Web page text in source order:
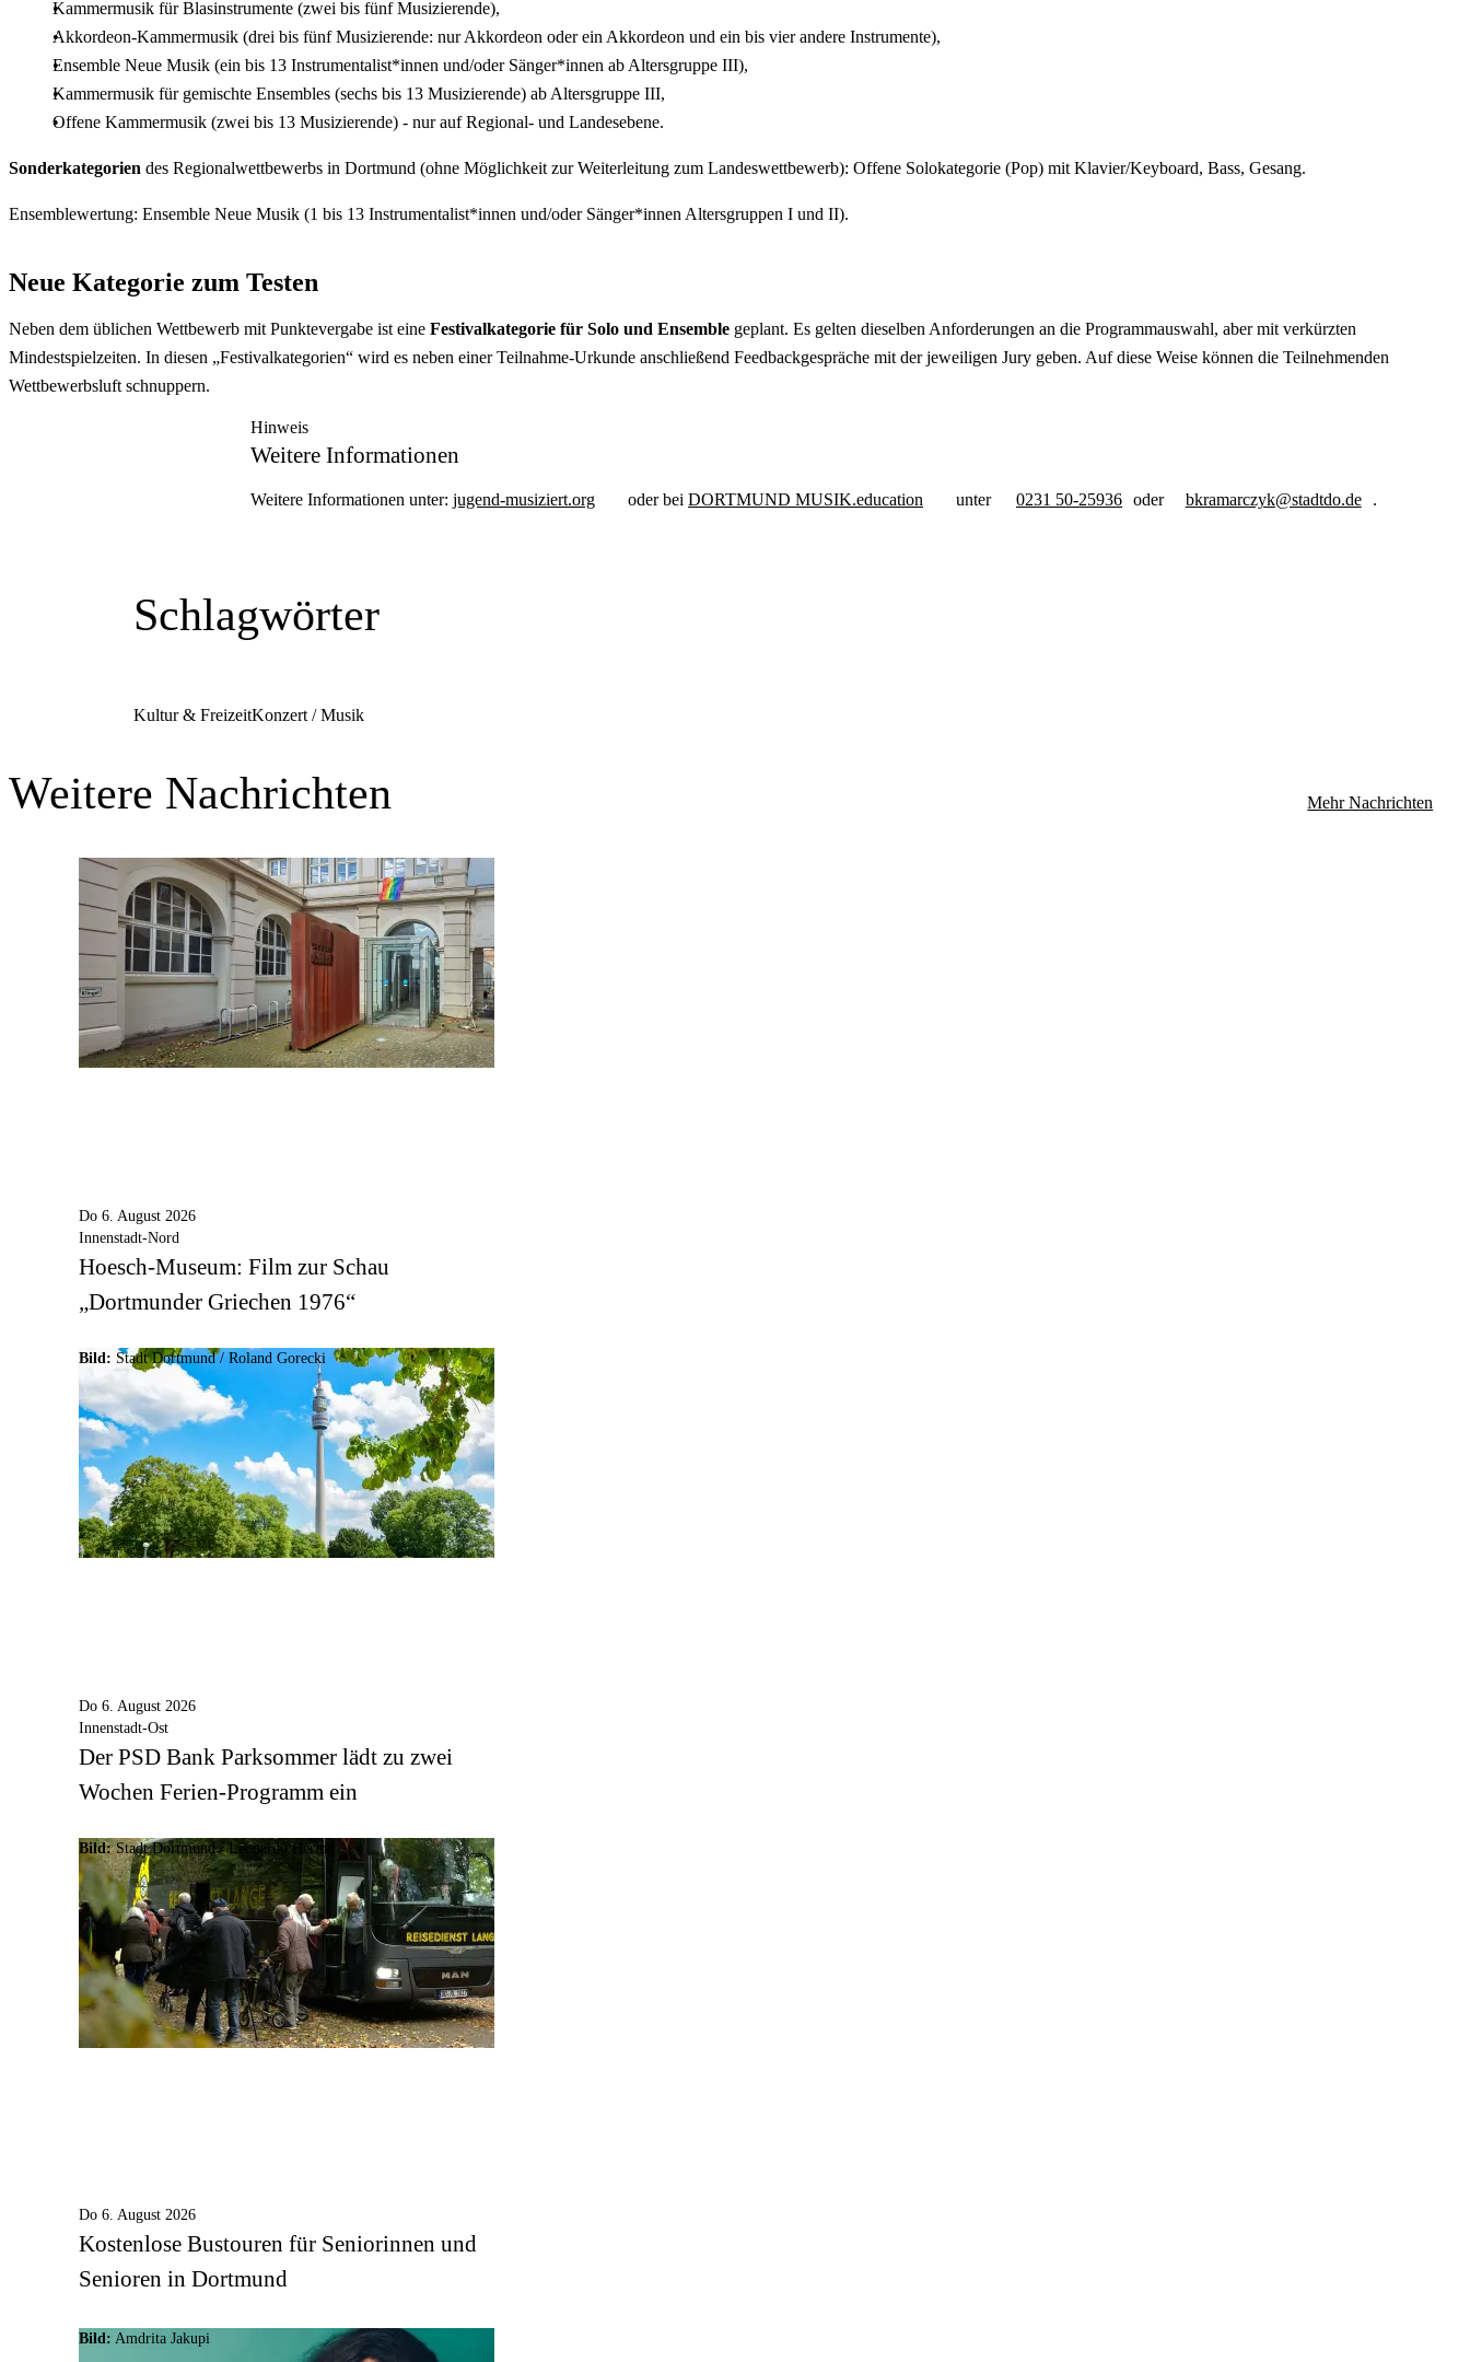
Kammermusik für Blasinstrumente (zwei bis fünf Musizierende),
Akkordeon-Kammermusik (drei bis fünf Musizierende: nur Akkordeon oder ein Akkordeon und ein bis vier andere Instrumente),
Ensemble Neue Musik (ein bis 13 Instrumentalist*innen und/oder Sänger*innen ab Altersgruppe III),
Kammermusik für gemischte Ensembles (sechs bis 13 Musizierende) ab Altersgruppe III,
Offene Kammermusik (zwei bis 13 Musizierende) - nur auf Regional- und Landesebene.
Sonderkategorien des Regionalwettbewerbs in Dortmund (ohne Möglichkeit zur Weiterleitung zum Landeswettbewerb): Offene Solokategorie (Pop) mit Klavier/Keyboard, Bass, Gesang.
Ensemblewertung: Ensemble Neue Musik (1 bis 13 Instrumentalist*innen und/oder Sänger*innen Altersgruppen I und II).
Neue Kategorie zum Testen
Neben dem üblichen Wettbewerb mit Punktevergabe ist eine Festivalkategorie für Solo und Ensemble geplant. Es gelten dieselben Anforderungen an die Programmauswahl, aber mit verkürzten
Mindestspielzeiten. In diesen „Festivalkategorien“ wird es neben einer Teilnahme-Urkunde anschließend Feedbackgespräche mit der jeweiligen Jury geben. Auf diese Weise können die Teilnehmenden
Wettbewerbsluft schnuppern.
Hinweis
Weitere Informationen
Weitere Informationen unter:jugend-musiziert.org oder beiDORTMUND MUSIK.education unter 0231 50-25936 oder bkramarczyk@stadtdo.de .
Schlagwörter
Kultur & FreizeitKonzert / Musik
Weitere Nachrichten Mehr Nachrichten
Do 6. August 2026
Innenstadt-Nord
Hoesch-Museum: Film zur Schau
„Dortmunder Griechen 1976“
Bild: Stadt Dortmund / Roland Gorecki
Do 6. August 2026
Innenstadt-Ost
Der PSD Bank Parksommer lädt zu zwei
Wochen Ferien-Programm ein
Bild: Stadt Dortmund / Leonardo Hering
Do 6. August 2026
Kostenlose Bustouren für Seniorinnen und
Senioren in Dortmund
Bild: Amdrita Jakupi